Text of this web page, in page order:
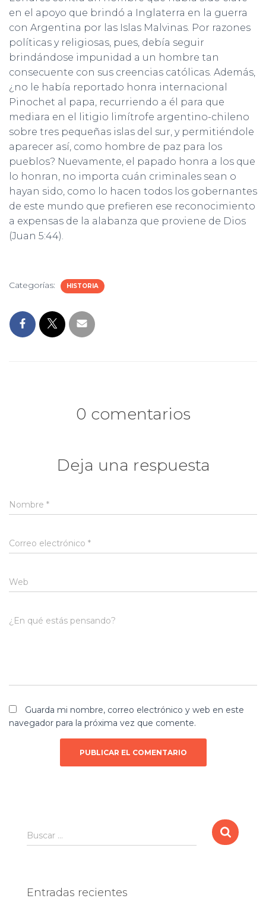
en el apoyo que brindó a Inglaterra en la guerra
con Argentina por las Islas Malvinas. Por razones
políticas y religiosas, pues, debía seguir
brindándose impunidad a un hombre tan
consecuente con sus creencias católicas. Además,
¿no le había reportado honra internacional
Pinochet al papa, recurriendo a él para que
mediara en el litigio limítrofe argentino-chileno
sobre tres pequeñas islas del sur, y permitiéndole
aparecer así, como hombre de paz para los
pueblos? Nuevamente, el papado honra a los que
lo honran, no importa cuán criminales sean o
hayan sido, como lo hacen todos los gobernantes
de este mundo que prefieren ese reconocimiento
a expensas de la alabanza que proviene de Dios
(Juan 5:44).
Categorías: HISTORIA
0 comentarios
Deja una respuesta
Nombre *
Correo electrónico *
Web
¿En qué estás pensando?
Guarda mi nombre, correo electrónico y web en este
navegador para la próxima vez que comente.
B
u
r
Buscar …
Entradas recientes